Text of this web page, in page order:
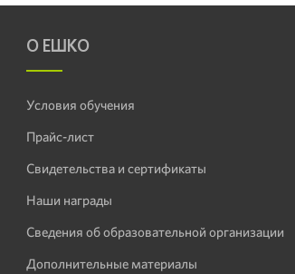
О ЕШКО
Условия обучения
Прайс-лист
Свидетельства и сертификаты
Наши награды
Сведения об образовательной организации
Дополнительные материалы